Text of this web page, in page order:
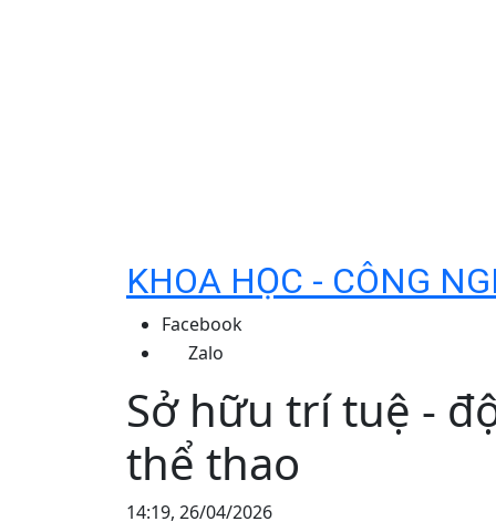
KHOA HỌC - CÔNG
Facebook
Zalo
Sở hữu trí tuệ -
thể thao
14:19, 26/04/2026